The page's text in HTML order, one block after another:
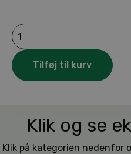
STIHL
VarioClean
Eco
500
ml
antal
Tilføj til kurv
Klik og se
Klik på kategorien nedenfor